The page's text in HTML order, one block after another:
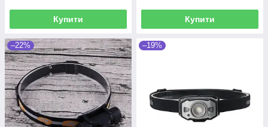
Купити Купити
–22% –19%